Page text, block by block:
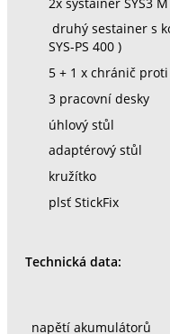
druhý sestainer s
SYS-PS 400 )
5 + 1 x chránič
3 pracovní desky
úhlový stůl
adaptérový stůl
kružítko
plsť StickFix
Technická data:
napětí akumulátorů